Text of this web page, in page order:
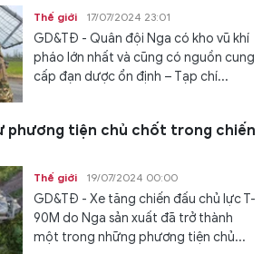
Thế giới 17/07/2024 23:01
GD&TĐ - Quân đội Nga có kho vũ khí
pháo lớn nhất và cũng có nguồn cung
cấp đạn dược ổn định – Tạp chí...
phương tiện chủ chốt trong chiến
Thế giới 19/07/2024 00:00
GD&TĐ - Xe tăng chiến đấu chủ lực T-
90M do Nga sản xuất đã trở thành
một trong những phương tiện chủ...